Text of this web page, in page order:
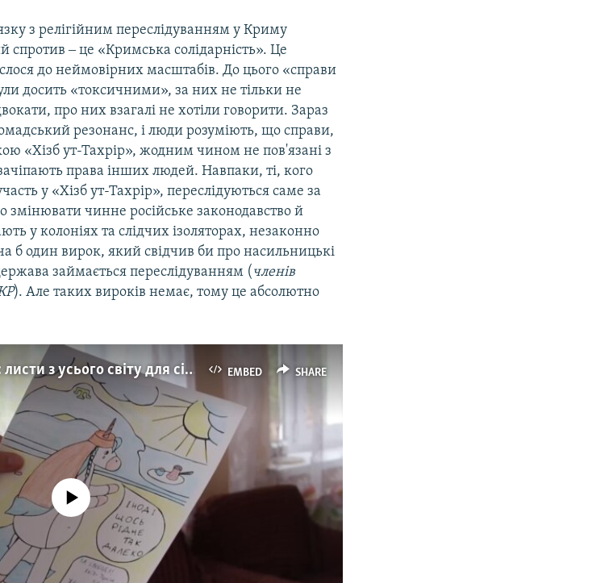
з релігійним переслідуванням у Криму
спротив ‒ це «Кримська солідарність». Це
до неймовірних масштабів. До цього «справи
досить «токсичними», за них не тільки не
про них взагалі не хотіли говорити. Зараз
резонанс, і люди розуміють, що справи,
«Хізб ут-Тахрір», жодним чином не пов'язані з
права інших людей. Навпаки, ті, кого
у «Хізб ут-Тахрір», переслідуються саме за
змінювати чинне російське законодавство й
у колоніях та слідчих ізоляторах, незаконно
б один вирок, який свідчив би про насильницькі
займається переслідуванням ( членів
). Але таких вироків немає, тому це абсолютно
EMBED SHARE
5 років від дня затримання: листи з усього світу для сім'ї Куку (відео)
source currently available